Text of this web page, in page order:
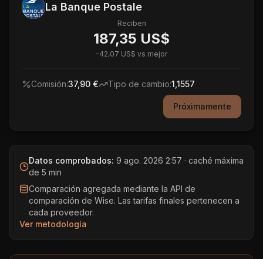
La Banque Postale
Reciben
187,35 US$
-42,07 US$ vs mejor
Comisión:37,90 € Tipo de cambio:1,1557
Próximamente
Datos comprobados: 9 ago. 2026 2:57 · caché máxima
de 5 min
Comparación agregada mediante la API de
comparación de Wise. Las tarifas finales pertenecen a
cada proveedor.
Ver metodología